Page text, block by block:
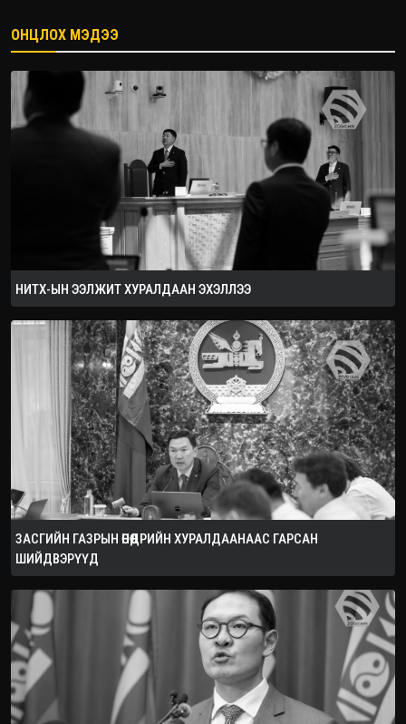
2026.08.08
ОНЦЛОХ МЭДЭЭ
НИТХ-ЫН ЭЭЛЖИТ ХУРАЛДААН ЭХЭЛЛЭЭ
ЗАСГИЙН ГАЗРЫН ӨНӨӨДРИЙН ХУРАЛДААНААС ГАРСАН
ШИЙДВЭРҮҮД